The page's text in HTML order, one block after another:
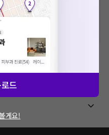
에 고지되어 있는 급여 진료 기준 가
추가되어, 병원마다 금액이 다르게
드
게요!